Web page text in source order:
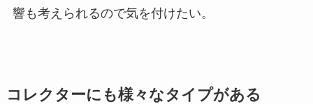
響も考えられるので気を付けたい。
コレクターにも様々なタイプがある